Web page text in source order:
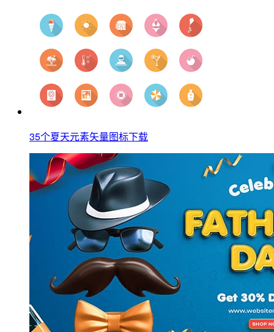
35个夏天元素矢量图标下载